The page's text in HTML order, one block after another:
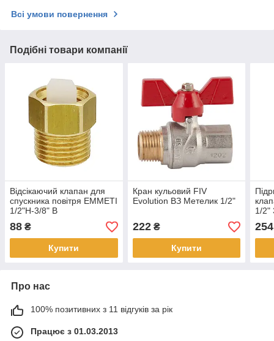
Всі умови повернення
Подібні товари компанії
Відсікаючий клапан для
спускника повітря EMMETI
1/2"Н-3/8" В
88 ₴
Купити
Кран кульовий FIV
Evolution ВЗ Метелик 1/2"
222₴
Купити
1/2"
254
Про нас
100% позитивних з 11 відгуків за рік
Працює з 01.03.2013